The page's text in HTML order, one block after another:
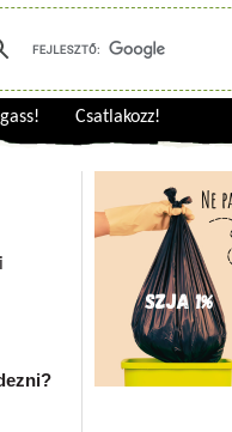
Csatlakozz!